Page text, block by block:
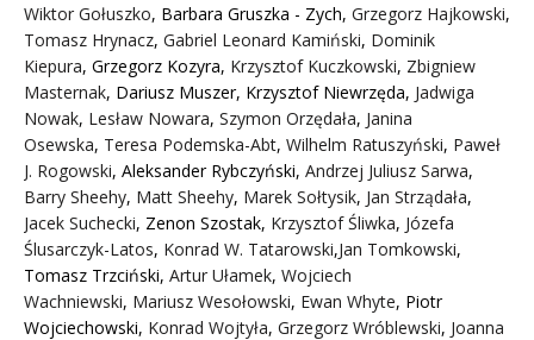
Wiktor Gołuszko, Barbara Gruszka - Zych, Grzegorz Hajkowski,
Tomasz Hrynacz, Gabriel Leonard Kamiński, Dominik
Kiepura, Grzegorz Kozyra, Krzysztof Kuczkowski, Zbigniew
Masternak, Dariusz Muszer, Krzysztof Niewrzęda, Jadwiga
Nowak, Lesław Nowara, Szymon Orzędała, Janina
Osewska, Teresa Podemska-Abt, Wilhelm Ratuszyński, Paweł
J. Rogowski, Aleksander Rybczyński, Andrzej Juliusz Sarwa,
Barry Sheehy, Matt Sheehy, Marek Sołtysik, Jan Strządała,
Jacek Suchecki, Zenon Szostak, Krzysztof Śliwka, Józefa
Ślusarczyk-Latos, Konrad W. Tatarowski,Jan Tomkowski,
Tomasz Trzciński, Artur Ułamek, Wojciech
Wachniewski, Mariusz Wesołowski, Ewan Whyte, Piotr
Wojciechowski, Konrad Wojtyła, Grzegorz Wróblewski, Joanna